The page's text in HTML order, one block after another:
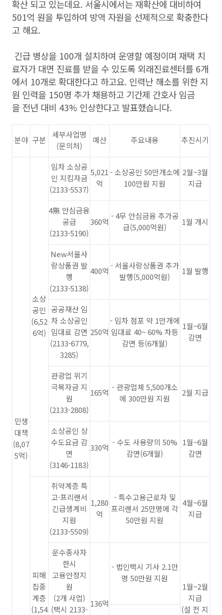
확산 되고 있는데요. 서울시에서는 재확산에 대비하여
501억 원을 투입하여 방역 자원을 선제적으로 확충한다
고 해요.
긴급 병상을 100개 설치하여 운영할 예정이며 재택 치
료자가 대면 진료를 받을 수 있도록 외래진료센터를 6개
에서 10개로 확대한다고 하고요. 인력난 해소를 위한 지
원 인력을 150명 추가 채용하고 기간제 간호사 임금
을 전년 대비 43% 인상한다고 발표했습니다.
분야 구분
세부사업명
(문의처)
예산 주요내용 추진시기
민생
대책
(8,07
5억)
소상
공인
(6,52
6억)
임차 소상공
인 지킴자금
(2133-5537)
5,021
억
- 소상공인 50만개소에
100만원 지원
2월~3월
지급
4無 안심금융
공급
(2133-5190)
360억
- 4무 안심금융 추가공
급(5,000억원)
1월 개시
New서울사
랑상품권 발
행
(2133-5138)
400억
- 서울사랑상품권 추가
발행(5,000억원)
1월 발행
공공재산 임
차 소상공인
임대료 감면
(2133-6779,
3285)
250억
- 임차 점포 약 1만개에
임대료 40~ 60% 차등
감면 등(6개월)
1월~6월
감면
관광업 위기
극복자금 지
원
(2133-2808)
165억
- 관광업체 5,500개소
에 300만원 지원
2월 지급
소상공인 상
수도요금 감
면
(3146-1183)
330억
- 수도 사용량의 50%
감면(6개월)
1월~6월
감면
피해
집중
계층
(1,54
취약계층 특
고·프리랜서
긴급생계비
지원
(2133-5509)
1,280
억
- 특수고용근로자 및
프리랜서 25만명에 각
50만원 지원
4월~6월
지급
운수종사자
한시
고용안정지
원
(2개 사업)
(택시 2133-
136억
- 법인택시 기사 2.1만
명 50만원 지원
1월~2월
지급
(설 전 지